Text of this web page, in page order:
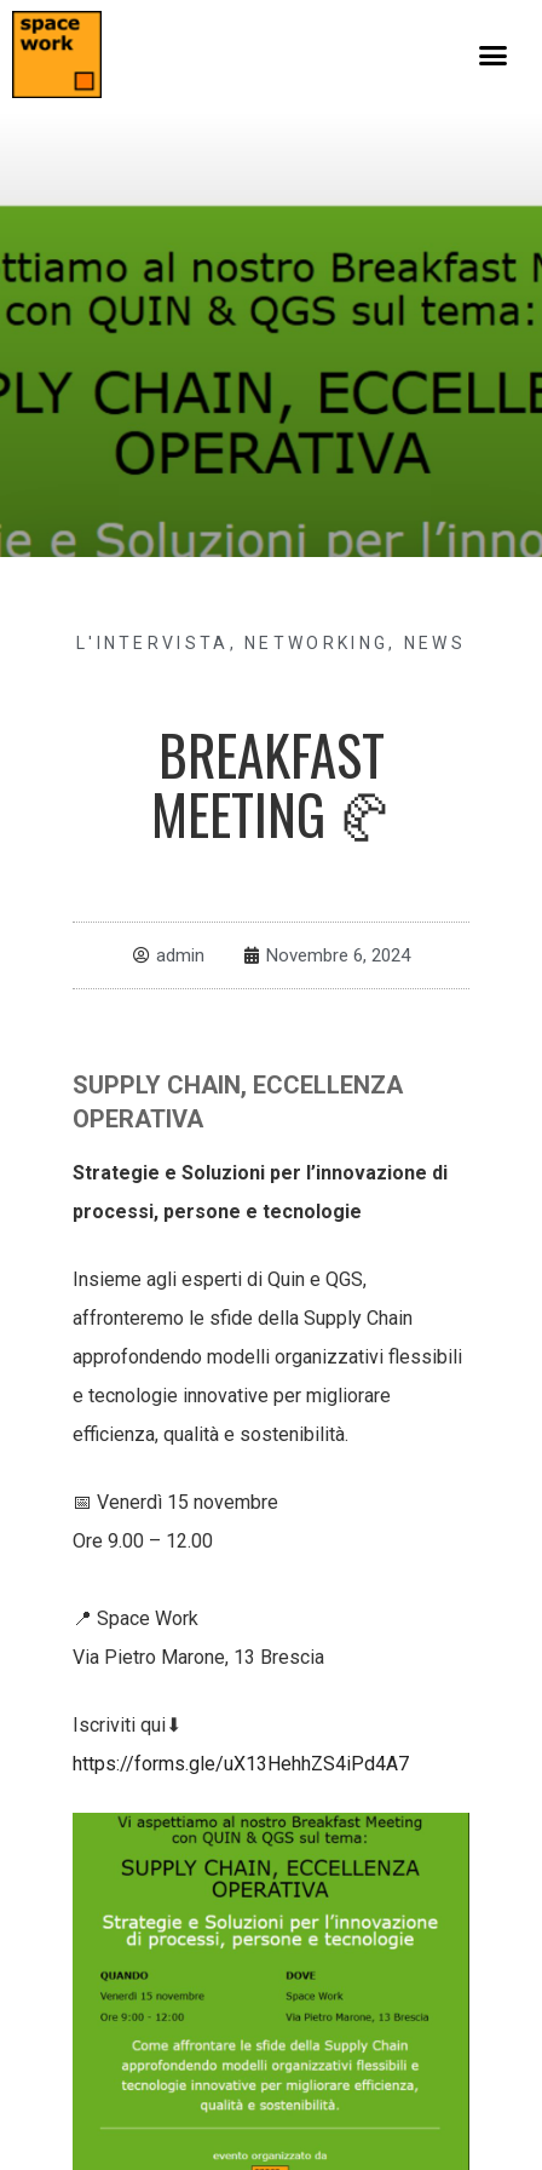
L'INTERVISTA , NETWORKING, NEWS
BREAKFAST
MEETING 🥐
admin Novembre 6, 2024
SUPPLY CHAIN, ECCELLENZA
OPERATIVA
Strategie e Soluzioni per l’innovazione di
processi, persone e tecnologie
Insieme agli esperti di Quin e QGS,
affronteremo le sfide della Supply Chain
approfondendo modelli organizzativi flessibili
e tecnologie innovative per migliorare
efficienza, qualità e sostenibilità.
📅 Venerdì 15 novembre
Ore 9.00 – 12.00
📍 Space Work
Via Pietro Marone, 13 Brescia
Iscriviti qui⬇
https://forms.gle/uX13HehhZS4iPd4A7